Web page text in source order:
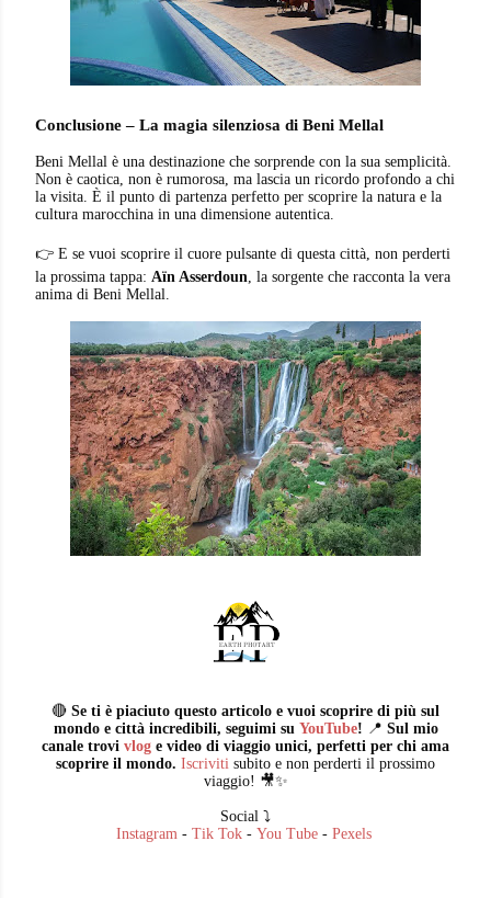
Conclusione – La magia silenziosa di Beni Mellal
Beni Mellal è una destinazione che sorprende con la sua semplicità.
Non è caotica, non è rumorosa, ma lascia un ricordo profondo a chi
la visita. È il punto di partenza perfetto per scoprire la natura e la
cultura marocchina in una dimensione autentica.
👉 E se vuoi scoprire il cuore pulsante di questa città, non perderti
la prossima tappa: Aïn Asserdoun, la sorgente che racconta la vera
anima di Beni Mellal.
🔴 Se ti è piaciuto questo articolo e vuoi scoprire di più sul
mondo e città incredibili, seguimi su YouTube! 📍 Sul mio
canale trovi vlog e video di viaggio unici, perfetti per chi ama
scoprire il mondo. Iscriviti subito e non perderti il prossimo
viaggio! 🎥✨
Social ⤵️
Instagram- Tik Tok- You Tube- Pexels